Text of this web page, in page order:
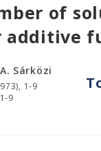
of
additive
Sárközi
1-9
9